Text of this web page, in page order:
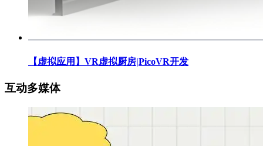
【虚拟应用】VR虚拟厨房|PicoVR开发
互动多媒体